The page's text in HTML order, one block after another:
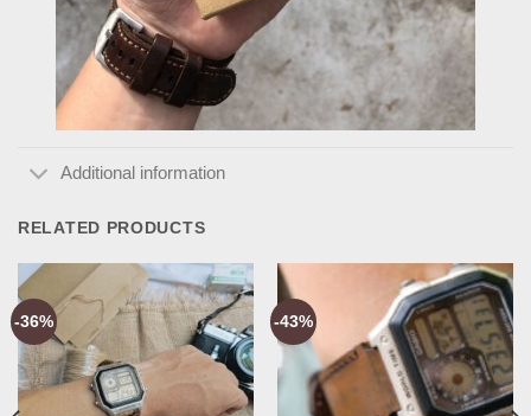
Additional information
RELATED PRODUCTS
-36% -43%